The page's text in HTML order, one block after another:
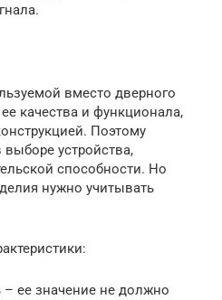
вместо дверного
качества и функционала,
Поэтому
устройства,
способности. Но
нужно учитывать
– ее значение не должно